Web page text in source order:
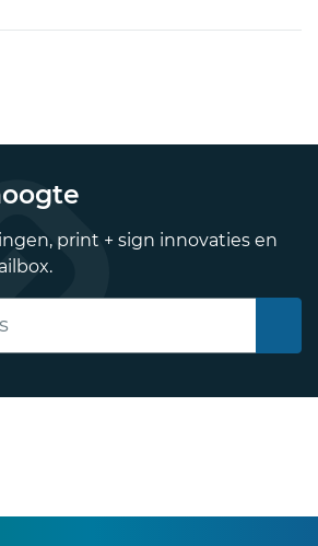
print + sign innovaties en